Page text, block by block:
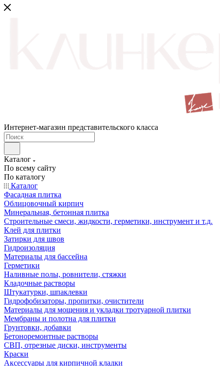
Интернет-магазин представительского класса
Каталог
По всему сайту
По каталогу
Каталог
Фасадная плитка
Облицовочный кирпич
Минеральная, бетонная плитка
Строительные смеси, жидкости, герметики, инструмент и т.д.
Клей для плитки
Затирки для швов
Гидроизоляция
Материалы для бассейна
Герметики
Наливные полы, ровнители, стяжки
Кладочные растворы
Штукатурки, шпаклевки
Гидрофобизаторы, пропитки, очистители
Материалы для мощения и укладки тротуарной плитки
Мембраны и полотна для плитки
Грунтовки, добавки
Бетоноремонтные растворы
СВП, отрезные диски, инструменты
Краски
Аксессуары для кирпичной кладки